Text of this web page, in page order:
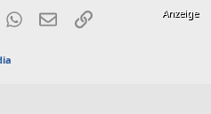
WhatsApp
E-MailLink